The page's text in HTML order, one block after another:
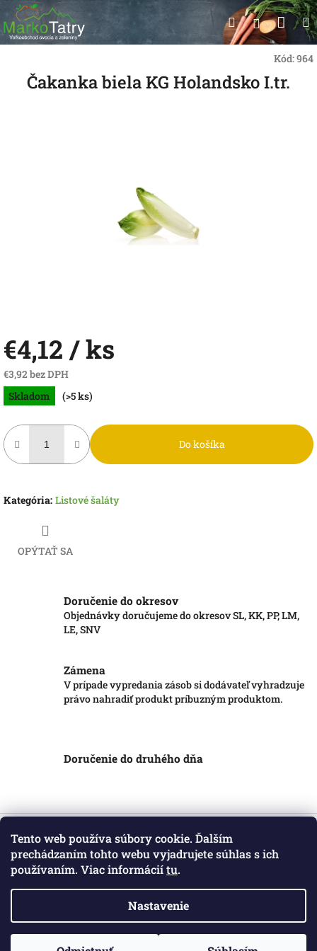
Tento web používa súbory cookie. Ďalším
prechádzaním tohto webu vyjadrujete súhlas s ich
používaním. Viac informáciítu.
Nastavenie
Prejsť
na
obsah
Hľadať
Kód:964
Čakanka biela KG Holandsko I.tr.
€4,12 / ks
€3,92 bez DPH
Jednotková
cena:
Skladom (>5 ks)
Do košíka
Kategória: Listové šaláty
OPÝTAŤ SA
Doručenie do okresov
Objednávky doručujeme do okresov SL, KK, PP, LM,
LE, SNV
Zámena
V prípade vypredania zásob si dodávateľ vyhradzuje
právo nahradiť produkt príbuzným produktom.
Doručenie do druhého dňa
Z
Informácie pre vás
Obchodné podmienky
Copyright 2026 . Všetky práva vyhradené.